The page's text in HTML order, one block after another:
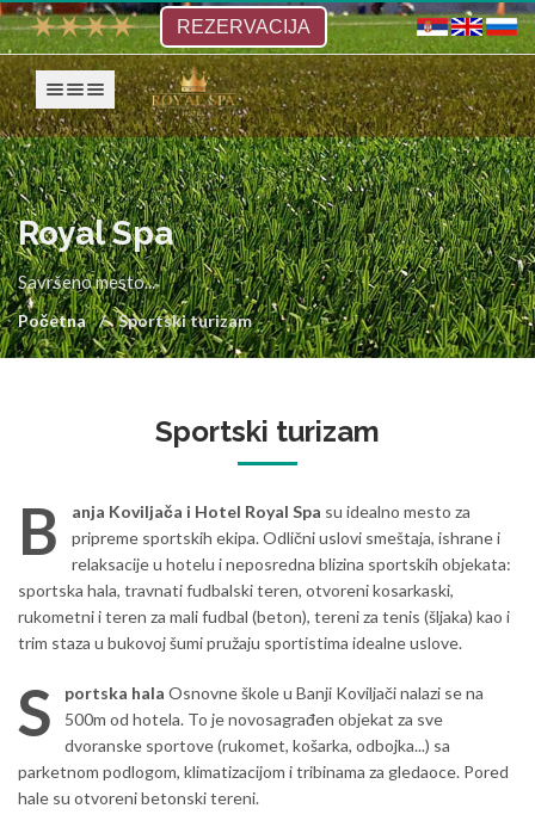
REZERVACIJA
Prikaži navigaciju
Royal Spa
Savršeno mesto...
Početna Sportski turizam
Sportski turizam
B anja Koviljača i Hotel Royal Spa su idealno mesto za
pripreme sportskih ekipa. Odlični uslovi smeštaja, ishrane i
relaksacije u hotelu i neposredna blizina sportskih objekata:
sportska hala, travnati fudbalski teren, otvoreni kosarkaski,
rukometni i teren za mali fudbal (beton), tereni za tenis (šljaka) kao i
trim staza u bukovoj šumi pružaju sportistima idealne uslove.
S portska hala Osnovne škole u Banji Koviljači nalazi se na
500m od hotela. To je novosagrađen objekat za sve
dvoranske sportove (rukomet, košarka, odbojka...) sa
parketnom podlogom, klimatizacijom i tribinama za gledaoce. Pored
hale su otvoreni betonski tereni.